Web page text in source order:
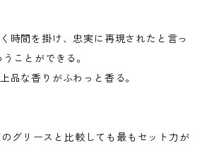
時間を掛け、忠実に再現されたと言っ
ことができる。
品な香りがふわっと香る。
グリースと比較しても最もセット力が